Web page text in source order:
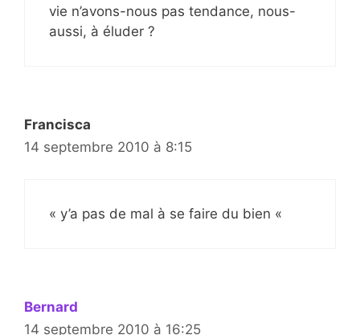
vie n’avons-nous pas tendance, nous-
aussi, à éluder ?
Francisca
14 septembre 2010 à 8:15
« y’a pas de mal à se faire du bien «
Bernard
14 septembre 2010 à 16:25